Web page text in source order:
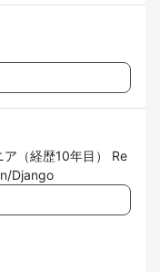
（経歴10年目） Re
Django